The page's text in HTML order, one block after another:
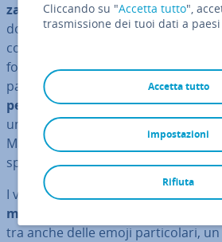
za­to al mondoe il secondo più
dopo Google. Ogni giorno migliaia
contenuto caricano i propri video
for­ma YouTube ha aggiunto una
passato, ovvero la pos­si­bi­li­tà di
per le donazionisullo stesso. Fino
una pos­si­bi­li­tà riservata
Ma d’ora in avanti questa opzione
spo­ni­bi­le per tutte le categorie di
I vostri fan possonosot­to­scri­ve­re
mensile, re­scin­di­bi­le
in
tra anche delle emoji par­ti­co­la­ri,
Cliccando su "Accetta tutto",
trasmissione dei tuoi dati a
Accetta tutto
Rifiuta
impostazioni